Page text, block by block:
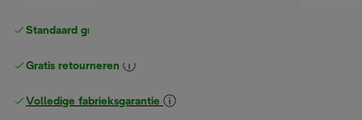
Standaard gratis verzending
Gratis retourneren
Volledige fabrieksgarantie